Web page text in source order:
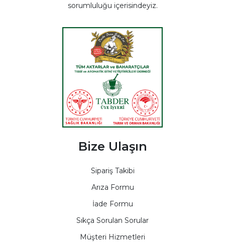
sorumluluğu içerisindeyiz.
Bize Ulaşın
Sipariş Takibi
Arıza Formu
İade Formu
Sıkça Sorulan Sorular
Müşteri Hizmetleri